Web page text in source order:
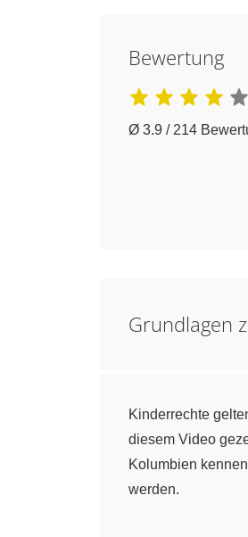
Bewertung
Ø 3.9 / 214
Grundlagen
Kinderrechte
diesem Video
Kolumbien
werden.